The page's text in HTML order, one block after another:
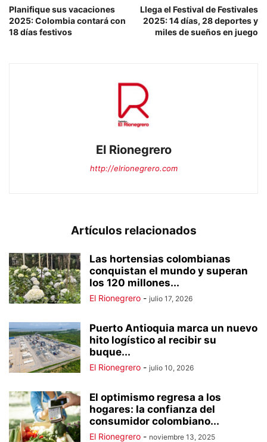
Planifique sus vacaciones
2025: Colombia contará con
18 días festivos
Llega el Festival de Festivales
2025: 14 días, 28 deportes y
miles de sueños en juego
El Rionegrero
http://elrionegrero.com
Artículos relacionados
Las hortensias colombianas
conquistan el mundo y superan
los 120 millones...
El Rionegrero - julio 17, 2026
Puerto Antioquia marca un nuevo
hito logístico al recibir su
buque...
El Rionegrero - julio 10, 2026
El optimismo regresa a los
hogares: la confianza del
consumidor colombiano...
El Rionegrero - noviembre 13, 2025